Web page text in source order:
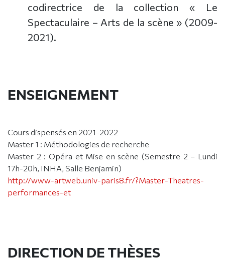
codirectrice de la collection « Le
Spectaculaire – Arts de la scène » (2009-
2021).
ENSEIGNEMENT
Cours dispensés en 2021-2022
Master 1 : Méthodologies de recherche
Master 2 : Opéra et Mise en scène (Semestre 2 – Lundi
17h-20h, INHA, Salle Benjamin)
http://www-artweb.univ-paris8.fr/?Master-Theatres-
performances-et
DIRECTION DE THÈSES